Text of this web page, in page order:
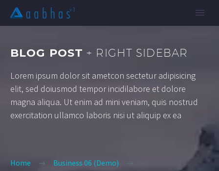
BLOG POST+ RIGHT SIDEBAR
Lorem ipsum dolor sit ametcon sectetur adipisicing
elit, sed doiusmod tempor incidilabore et dolore
magna aliqua. Ut enim ad mini veniam, quis nostrud
exercitation ullamco laboris nisi ut aliquip ex ea
Home
Business 06 (Demo)